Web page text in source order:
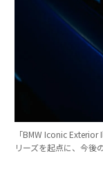
「BMW Iconic
リーズを起点に、今後